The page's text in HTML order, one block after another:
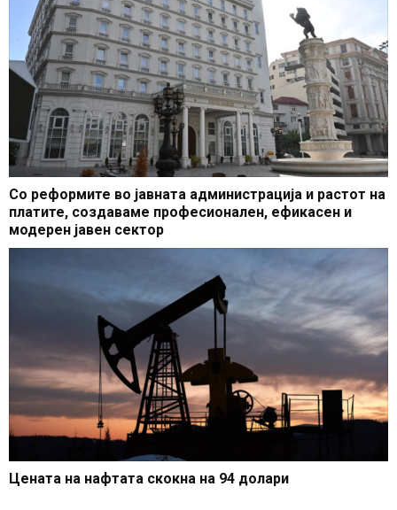
Со реформите во јавната администрација и растот на
платите, создаваме професионален, ефикасен и
модерен јавен сектор
Цената на нафтата скокна на 94 долари